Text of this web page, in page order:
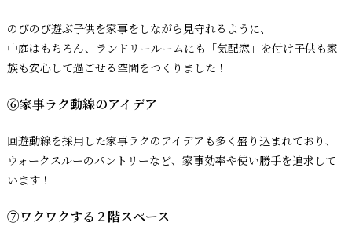
のびのび遊ぶ子供を家事をしながら見守れるように、
中庭はもちろん、ランドリールームにも「気配窓」を付け子供も家
族も安心して過ごせる空間をつくりました！
⑥家事ラク動線のアイデア
回遊動線を採用した家事ラクのアイデアも多く盛り込まれており、
ウォークスルーのパントリーなど、家事効率や使い勝手を追求して
います！
⑦ワクワクする２階スペース